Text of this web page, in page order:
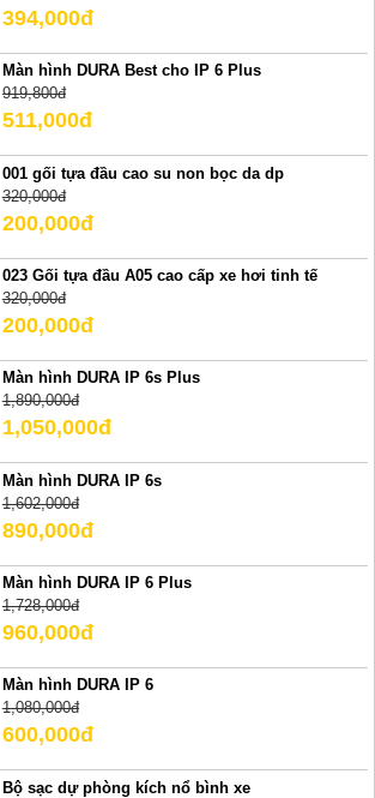
394,000đ
Màn hình DURA Best cho IP 6 Plus
919,800đ
511,000đ
001 gối tựa đầu cao su non bọc da dp
320,000đ
200,000đ
023 Gối tựa đầu A05 cao cấp xe hơi tinh tế
320,000đ
200,000đ
Màn hình DURA IP 6s Plus
1,890,000đ
1,050,000đ
Màn hình DURA IP 6s
1,602,000đ
890,000đ
Màn hình DURA IP 6 Plus
1,728,000đ
960,000đ
Màn hình DURA IP 6
1,080,000đ
600,000đ
Bộ sạc dự phòng kích nổ bình xe